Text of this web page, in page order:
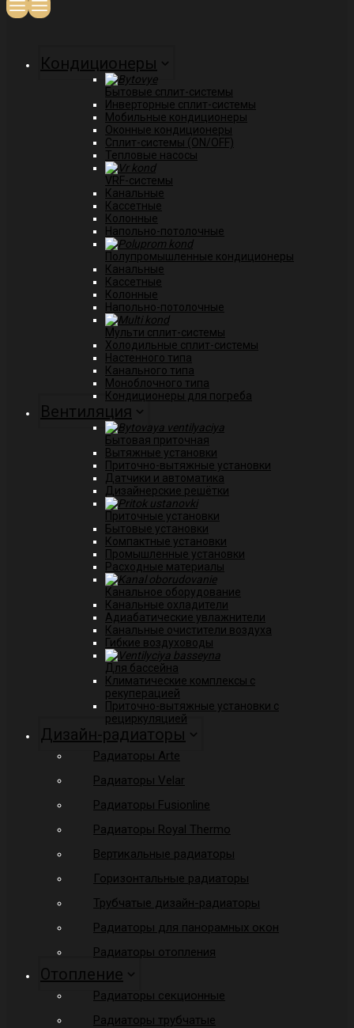
Кондиционеры
Бытовые сплит-системы
Инверторные сплит-системы
Мобильные кондиционеры
Оконные кондиционеры
Сплит-системы (ON/OFF)
Тепловые насосы
VRF-системы
Канальные
Касcетные
Колонные
Напольно-потолочные
Полупромышленные кондиционеры
Канальные
Кассетные
Колонные
Напольно-потолочные
Мульти сплит-системы
Холодильные сплит-системы
Настенного типа
Канального типа
Моноблочного типа
Кондиционеры для погреба
Вентиляция
Бытовая приточная
Вытяжные установки
Приточно-вытяжные установки
Датчики и автоматика
Дизайнерские решётки
Приточные установки
Бытовые установки
Компактные установки
Промышленные установки
Расходные материалы
Канальное оборудование
Канальные охладители
Адиабатические увлажнители
Канальные очистители воздуха
Гибкие воздуховоды
Для бассейна
Климатические комплексы с
рекуперацией
Приточно-вытяжные установки с
рециркуляцией
Дизайн-радиаторы
Радиаторы Arte
Радиаторы Velar
Радиаторы Fusionline
Радиаторы Royal Thermo
Вертикальные радиаторы
Горизонтальные радиаторы
Трубчатые дизайн-радиаторы
Радиаторы для панорамных окон
Радиаторы отопления
Отопление
Радиаторы секционные
Радиаторы трубчатые